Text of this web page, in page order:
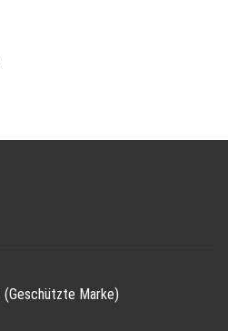
(Geschützte Marke)